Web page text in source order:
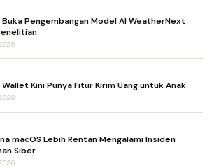
Pengembangan Model AI WeatherNext
Kini Punya Fitur Kirim Uang untuk Anak
macOS Lebih Rentan Mengalami Insiden
Siber